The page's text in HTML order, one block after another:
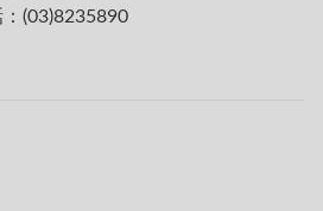
(03)8235890